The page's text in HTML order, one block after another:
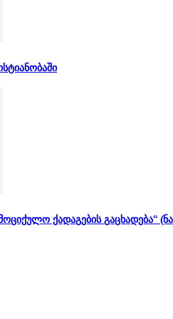
ქადაგების გაცხადება“